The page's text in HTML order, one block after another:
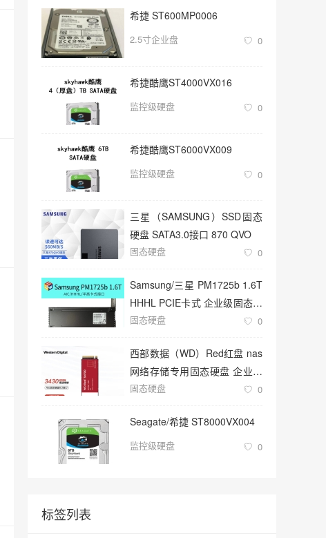
希捷 ST600MP0006
2.5寸企业盘 0
希捷酷鹰ST4000VX016
监控级硬盘 0
希捷酷鹰ST6000VX009
监控级硬盘 0
三星（SAMSUNG）SSD固态
硬盘 SATA3.0接口 870 QVO
固态硬盘 0
Samsung/三星 PM1725b 1.6T
HHHL PCIE卡式 企业级固态硬
盘
固态硬盘 0
西部数据（WD）Red红盘 nas
网络存储专用固态硬盘 企业级
服务器
固态硬盘 0
Seagate/希捷 ST8000VX004
监控级硬盘 0
标签列表